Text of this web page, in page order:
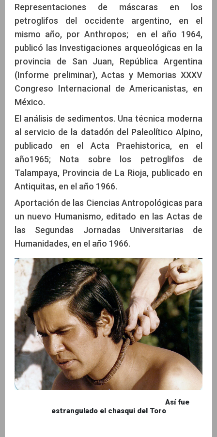
Representaciones de máscaras en los
petroglifos del occidente argentino, en el
mismo año, por Anthropos; en el año 1964,
publicó las Investigaciones arqueológicas en la
provincia de San Juan, República Argentina
(Informe preliminar), Actas y Memorias XXXV
Congreso Internacional de Americanistas, en
México.
El análisis de sedimentos. Una técnica moderna
al servicio de la datadón del Paleolítico Alpino,
publicado en el Acta Praehistorica, en el
año1965; Nota sobre los petroglifos de
Talampaya, Provincia de La Rioja, publicado en
Antiquitas, en el año 1966.
Aportación de las Ciencias Antropológicas para
un nuevo Humanismo, editado en las Actas de
las Segundas Jornadas Universitarias de
Humanidades, en el año 1966.
Así fue
estrangulado el chasqui del Toro